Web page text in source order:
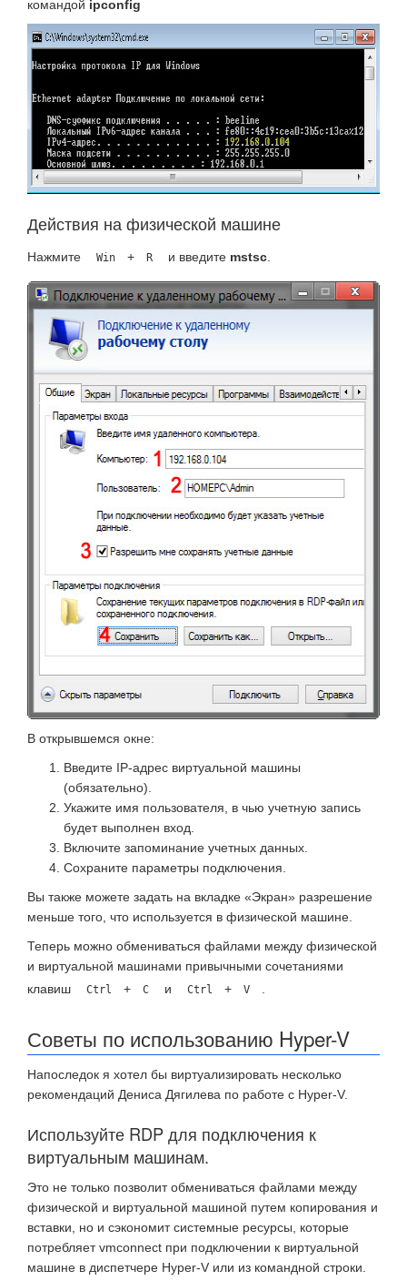
командой ipconfig
Действия на физической машине
Нажмите Win + R и введите mstsc.
В открывшемся окне:
Введите IP-адрес виртуальной машины
(обязательно).
Укажите имя пользователя, в чью учетную запись
будет выполнен вход.
Включите запоминание учетных данных.
Сохраните параметры подключения.
Вы также можете задать на вкладке «Экран» разрешение
меньше того, что используется в физической машине.
Теперь можно обмениваться файлами между физической
и виртуальной машинами привычными сочетаниями
клавиш
Ctrl + C и Ctrl + V .
Советы по использованию Hyper-V
Напоследок я хотел бы виртуализировать несколько
рекомендаций Дениса Дягилева по работе с Hyper-V.
Используйте RDP для подключения к
виртуальным машинам.
Это не только позволит обмениваться файлами между
физической и виртуальной машиной путем копирования и
вставки, но и сэкономит системные ресурсы, которые
потребляет vmconnect при подключении к виртуальной
машине в диспетчере Hyper-V или из командной строки.